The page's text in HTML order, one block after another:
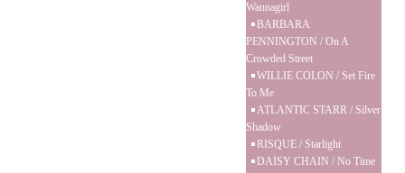
Wannagirl
BARBARA
PENNINGTON / On A
Crowded Street
WILLIE COLON / Set Fire
To Me
ATLANTIC STARR / Silver
Shadow
RISQUE / Starlight
DAISY CHAIN / No Time